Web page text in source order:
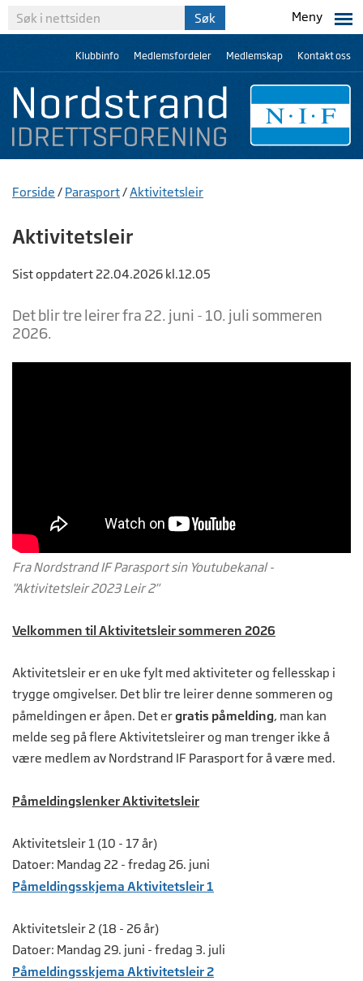
Meny
Klubbinfo Medlemsfordeler Medlemskap Kontakt oss
Forside / Parasport/Aktivitetsleir
Aktivitetsleir
Sist oppdatert 22.04.2026 kl.12.05
Det blir tre leirer fra 22. juni - 10. juli sommeren
2026.
Fra Nordstrand IF Parasport sin Youtubekanal -
"Aktivitetsleir 2023 Leir 2"
Velkommen til Aktivitetsleir sommeren 2026
Aktivitetsleir er en uke fylt med aktiviteter og fellesskap i
trygge omgivelser. Det blir tre leirer denne sommeren og
påmeldingen er åpen. Det ergratis påmelding, man kan
melde seg på flere Aktivitetsleirer og man trenger ikke å
være medlem av Nordstrand IF Parasport for å være med.
Påmeldingslenker Aktivitetsleir
Aktivitetsleir 1 (10 - 17 år)
Datoer: Mandag 22 - fredag 26. juni
Påmeldingsskjema Aktivitetsleir 1
Aktivitetsleir 2 (18 - 26 år)
Datoer: Mandag 29. juni - fredag 3. juli
Påmeldingsskjema Aktivitetsleir 2